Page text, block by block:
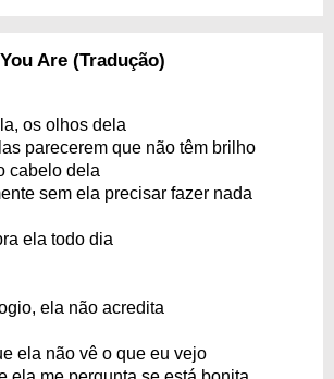
Are (Tradução)
os olhos dela
parecerem que não têm brilho
cabelo dela
sem ela precisar fazer nada
ela todo dia
ela não acredita
ela não vê o que eu vejo